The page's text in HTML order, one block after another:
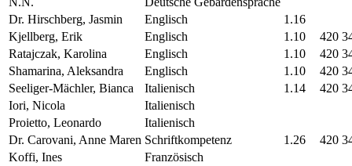
Dr. Hirschberg, Jasmin
Englisch
1.16
Kjellberg, Erik
Englisch 1.10
420
Ratajczak, Karolina
Englisch 1.10
420
Shamarina, Aleksandra
Englisch 1.10
420
Seeliger-Mächler, Bianca
Italienisch 1.14
420
Iori, Nicola
Italienisch
Proietto, Leonardo
Italienisch
Dr. Carovani, Anne Maren Schriftkompetenz 1.26
420
Koffi, Ines
Französisch